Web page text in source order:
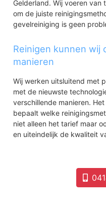
Gelderland. Wij voeren
om de juiste
gevelreiniging is geen
Reinigen kunnen wij
manieren
Wij werken uitsluitend met
met de nieuwste
verschillende manieren.
bepaalt welke
niet alleen het tarief maar
en uiteindelijk de kwaliteit